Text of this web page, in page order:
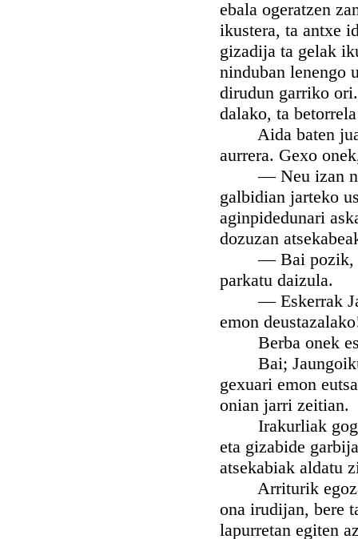
ebala ogeratzen
ikustera, ta antxe
gizadija ta gelak
ninduban lenengo
dirudun garriko
dalako, ta
Aida baten juan
aurrera. Gexo
— Neu izan
galbidian jarteko
aginpidedunari
dozuzan
— Bai pozik,
parkatu daizula.
— Eskerrak
emon
Berba onek
Bai;
gexuari emon
onian jarri zeitian.
Irakurliak
eta gizabide
atsekabiak aldatu
Arriturik
ona irudijan, bere
lapurretan egiten